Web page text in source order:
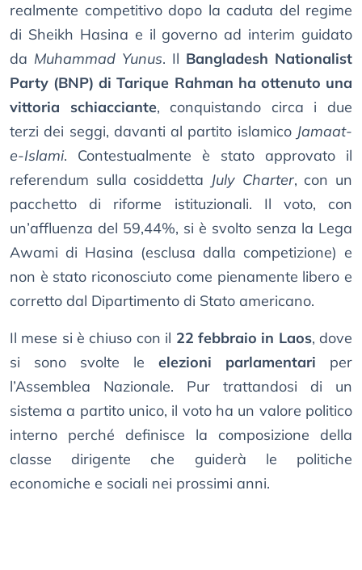
realmente competitivo dopo la caduta del regime
di Sheikh Hasina e il governo ad interim guidato
da Muhammad Yunus. Il Bangladesh Nationalist
Party (BNP) di Tarique Rahman ha ottenuto una
vittoria schiacciante, conquistando circa i due
terzi dei seggi, davanti al partito islamico Jamaat-
e-Islami. Contestualmente è stato approvato il
referendum sulla cosiddetta July Charter, con un
pacchetto di riforme istituzionali. Il voto, con
un’affluenza del 59,44%, si è svolto senza la Lega
Awami di Hasina (esclusa dalla competizione) e
non è stato riconosciuto come pienamente libero e
corretto dal Dipartimento di Stato americano.
Il mese si è chiuso con il 22 febbraio in Laos, dove
si sono svolte le elezioni parlamentari per
l’Assemblea Nazionale. Pur trattandosi di un
sistema a partito unico, il voto ha un valore politico
interno perché definisce la composizione della
classe dirigente che guiderà le politiche
economiche e sociali nei prossimi anni.